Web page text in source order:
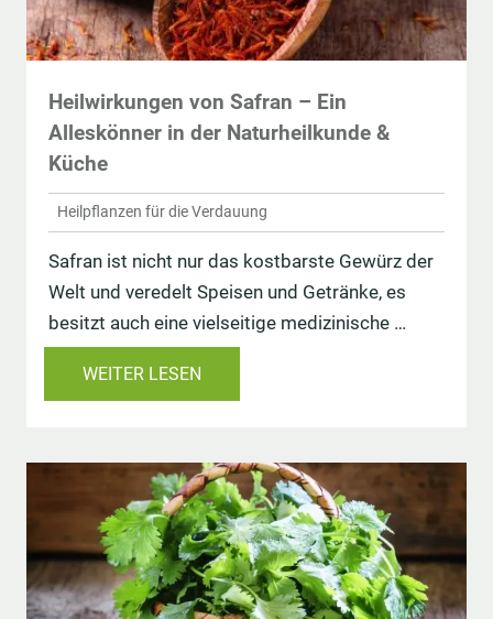
Heilwirkungen von Safran – Ein
Alleskönner in der Naturheilkunde &
Küche
Heilpflanzen für die Verdauung
Safran ist nicht nur das kostbarste Gewürz der
Welt und veredelt Speisen und Getränke, es
besitzt auch eine vielseitige medizinische …
WEITER LESEN